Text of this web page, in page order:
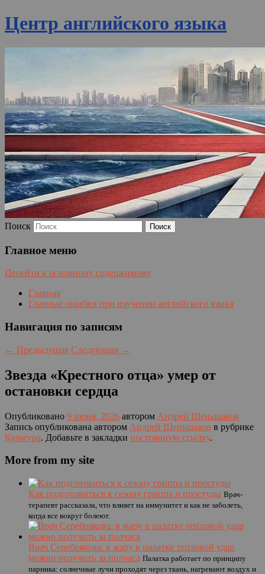
Центр английского языка
Поиск
Главное меню
Перейти к основному содержимому
Главная
Главные ошибки при изучении английского языка
Навигация по записям
← Предыдущая Следующая →
Звезда «Крестного отца» умер от
остановки сердца
Опубликовано 9 июня, 2026 автором Андрей Шеньшаков
Запись опубликована автором Андрей Шеньшаков в рубрике
Культура. Добавьте в закладки постоянную ссылку.
More from my site
Как подготовиться к сезону гриппа и простуды Врач-
терапевт рассказала, что влияет на иммунитет и как не заболеть,
когда все вокруг болеют.
Врач Серебрякова: в жару в палатке тепловой удар
можно получить за полчаса Палатка работает по принципу
парника: солнечные лучи проходят через ткань, нагревают воздух и